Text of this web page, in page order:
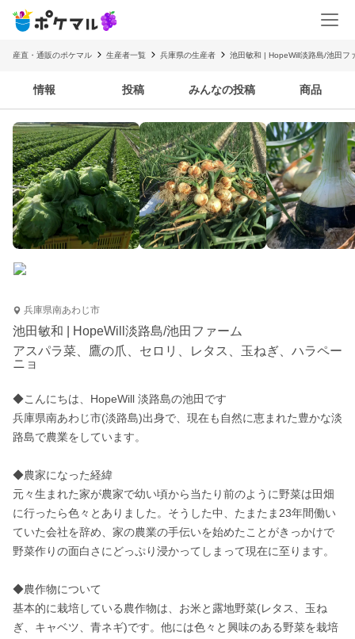
産直・通販のポケマル 生産者一覧 兵庫県の生産者 池田敏和 | HopeWill淡路島/池田フ
情報 投稿 みんなの投稿 商品
兵庫県南あわじ市
池田敏和 | HopeWill淡路島/池田ファーム
アスパラ菜、鷹の爪、セロリ、レタス、玉ねぎ、ハラペー
ニョ
◆こんにちは、HopeWill 淡路島の池田です
兵庫県南あわじ市(淡路島)出身で、現在も自然に恵まれた豊かな淡
路島で農業をしています。
◆農家になった経緯
元々生まれた家が農家で幼い頃から当たり前のように野菜は田畑
に行ったら色々とありました。そうした中、たまたま23年間働い
ていた会社を辞め、家の農業の手伝いを始めたことがきっかけで
野菜作りの面白さにどっぷり浸かってしまって現在に至ります。
◆農作物について
基本的に栽培している農作物は、お米と露地野菜(レタス、玉ね
ぎ、キャベツ、青ネギ)です。他には色々と興味のある野菜を栽培